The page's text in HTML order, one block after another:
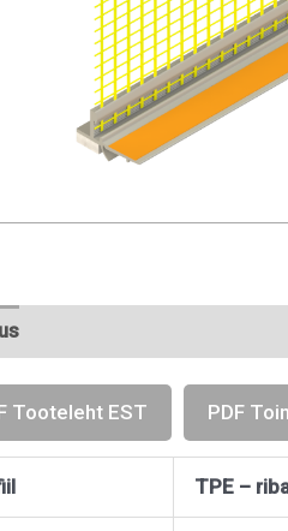
Tooteleht EST PDF
TPE –